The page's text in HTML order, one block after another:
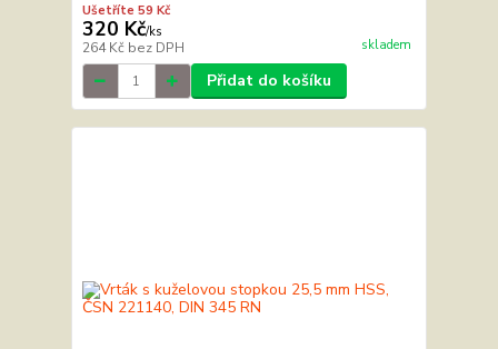
Ušetříte 59 Kč
320 Kč/ks
264 Kč bez DPH skladem
Přidat do košíku